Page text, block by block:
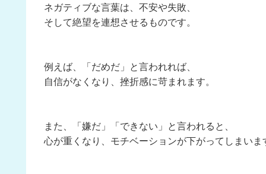
ネガティブな言葉は、不安や失敗、
そして絶望を連想させるものです。
例えば、「だめだ」と言われれば、
自信がなくなり、挫折感に苛まれます。
また、「嫌だ」「できない」と言われると、
心が重くなり、モチベーションが下がってしまいま